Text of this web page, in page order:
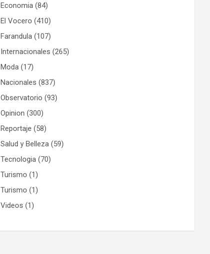
Economia (84)
El Vocero (410)
Farandula (107)
Internacionales (265)
Moda (17)
Nacionales (837)
Observatorio (93)
Opinion (300)
Reportaje (58)
Salud y Belleza (59)
Tecnologia (70)
Turismo (1)
Turismo (1)
Videos (1)